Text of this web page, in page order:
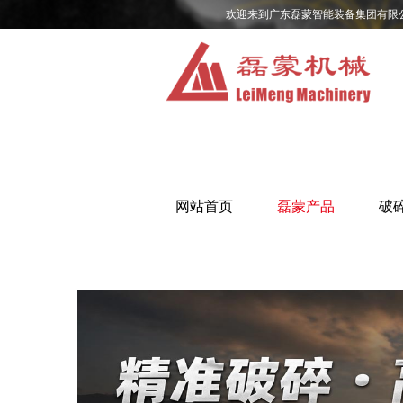
欢迎来到广东磊蒙智能装备集团有
网站首页 磊蒙产品 破